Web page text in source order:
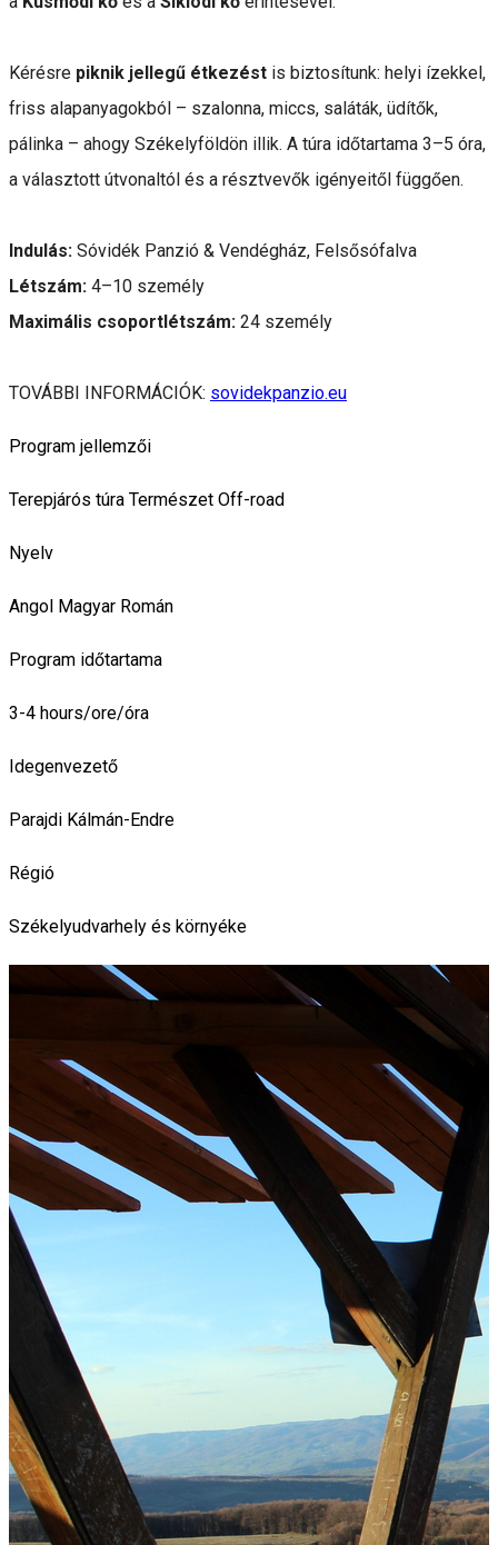
Kérésre piknik jellegű étkezést is biztosítunk: helyi ízekkel,
friss alapanyagokból – szalonna, miccs, saláták, üdítők,
pálinka – ahogy Székelyföldön illik. A túra időtartama 3–5 óra,
a választott útvonaltól és a résztvevők igényeitől függően.
Indulás: Sóvidék Panzió & Vendégház, Felsősófalva
Létszám: 4–10 személy
Maximális csoportlétszám: 24 személy
TOVÁBBI INFORMÁCIÓK: sovidekpanzio.eu
Program jellemzői
Terepjárós túra Természet Off-road
Nyelv
Angol Magyar Román
Program időtartama
3-4 hours/ore/óra
Idegenvezető
Parajdi Kálmán-Endre
Régió
Székelyudvarhely és környéke